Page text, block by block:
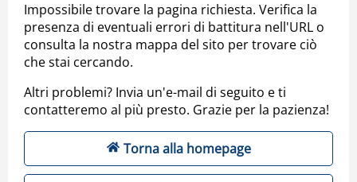
Impossibile trovare la pagina richiesta. Verifica la
presenza di eventuali errori di battitura nell'URL o
consulta la nostra mappa del sito per trovare ciò
che stai cercando.
Altri problemi? Invia un'e-mail di seguito e ti
contatteremo al più presto. Grazie per la pazienza!
Torna alla homepage